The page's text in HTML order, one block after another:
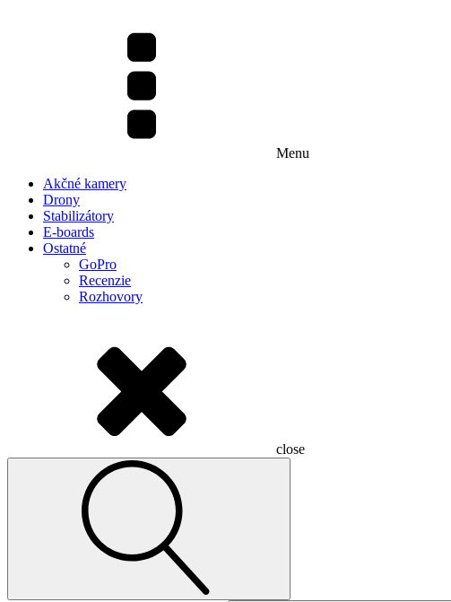
Menu
Akčné kamery
Drony
Stabilizátory
E-boards
Ostatné
GoPro
Recenzie
Rozhovory
close